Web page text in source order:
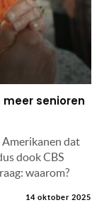
meer senioren
Amerikanen dat
dook CBS
waarom?
14 oktober 2025